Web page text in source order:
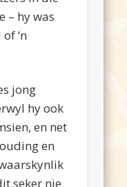
– hy was
‘n
jong
hy ook
en net
en
seker nie